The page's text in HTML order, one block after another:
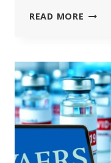
READ MORE FILM
OM